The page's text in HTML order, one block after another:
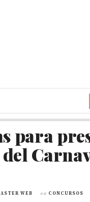
para
WEB en CONCURSOS